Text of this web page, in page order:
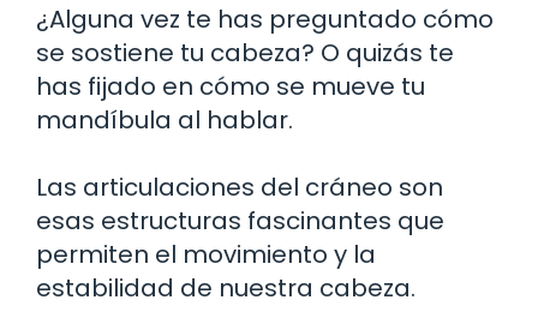
¿Alguna vez te has preguntado cómo
se sostiene tu cabeza? O quizás te
has fijado en cómo se mueve tu
mandíbula al hablar.
Las articulaciones del cráneo son
esas estructuras fascinantes que
permiten el movimiento y la
estabilidad de nuestra cabeza.